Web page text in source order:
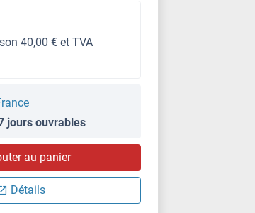
40,00 € et TVA
jours ouvrables
au panier
Détails